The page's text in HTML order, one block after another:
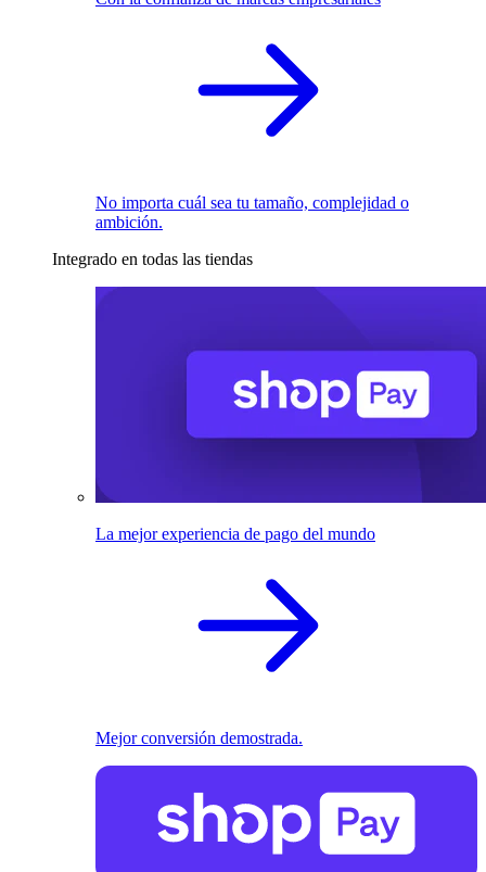
No importa cuál sea tu tamaño, complejidad o
ambición.
Integrado en todas las tiendas
La mejor experiencia de pago del mundo
Mejor conversión demostrada.